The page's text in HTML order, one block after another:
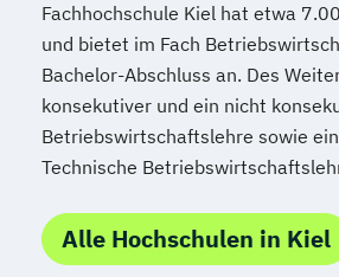
Fachhochschule Kiel hat etwa
und bietet im Fach
Bachelor-Abschluss an. Des
konsekutiver und ein nicht
Betriebswirtschaftslehre sowie
Technische
Alle Hochschulen in Kiel